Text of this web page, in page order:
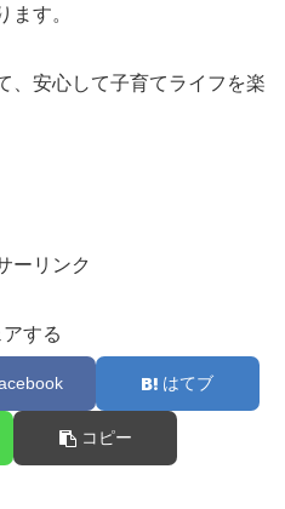
ます。
、安心して子育てライフを楽
ーリンク
アする
はてブ
コピー